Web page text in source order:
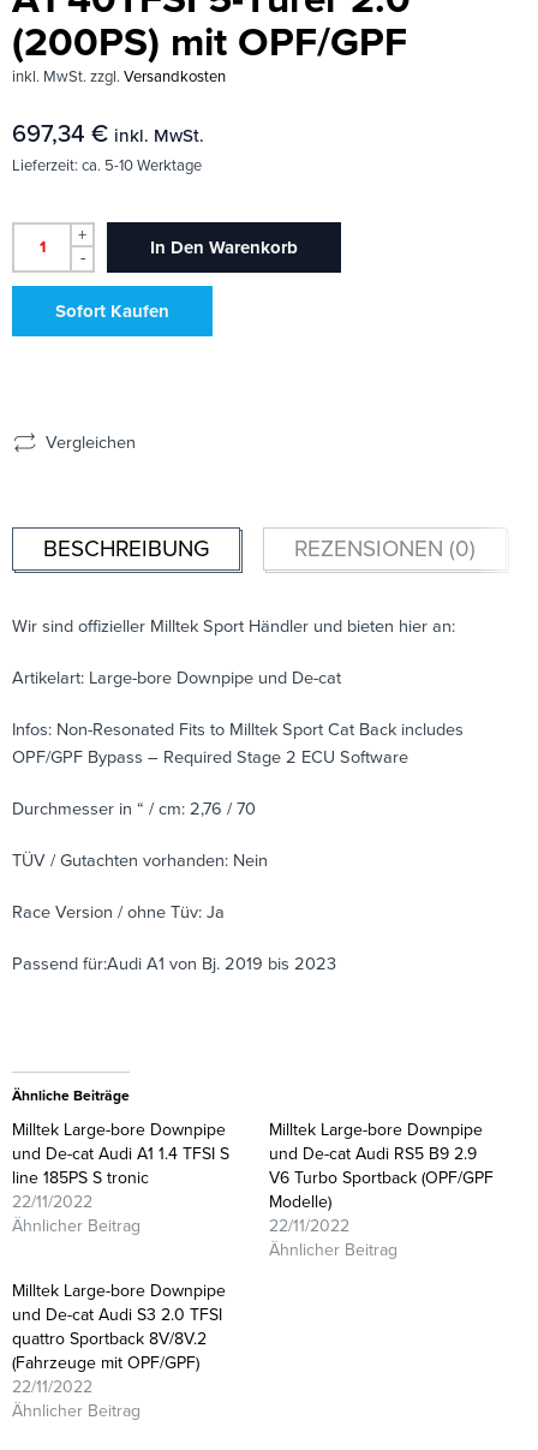
(200PS) mit OPF/GPF
inkl. MwSt. zzgl. Versandkosten
697,34 € inkl. MwSt.
Lieferzeit: ca. 5-10 Werktage
+
-
In Den Warenkorb
Sofort Kaufen
Vergleichen
BESCHREIBUNG REZENSIONEN (0)
Wir sind offizieller Milltek Sport Händler und bieten hier an:
Artikelart: Large-bore Downpipe und De-cat
Infos: Non-Resonated Fits to Milltek Sport Cat Back includes
OPF/GPF Bypass – Required Stage 2 ECU Software
Durchmesser in “ / cm: 2,76 / 70
TÜV / Gutachten vorhanden: Nein
Race Version / ohne Tüv: Ja
Passend für:Audi A1 von Bj. 2019 bis 2023
Ähnliche Beiträge
Milltek Large-bore Downpipe
und De-cat Audi A1 1.4 TFSI S
line 185PS S tronic
22/11/2022
Ähnlicher Beitrag
Milltek Large-bore Downpipe
und De-cat Audi RS5 B9 2.9
V6 Turbo Sportback (OPF/GPF
Modelle)
22/11/2022
Ähnlicher Beitrag
Milltek Large-bore Downpipe
und De-cat Audi S3 2.0 TFSI
quattro Sportback 8V/8V.2
(Fahrzeuge mit OPF/GPF)
22/11/2022
Ähnlicher Beitrag